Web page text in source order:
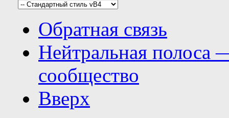
Обратная связь
Нейтральная полоса
сообщество
Вверх